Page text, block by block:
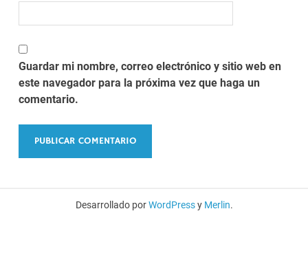
Guardar mi nombre, correo electrónico y sitio web en
este navegador para la próxima vez que haga un
comentario.
Desarrollado porWordPressy Merlin.